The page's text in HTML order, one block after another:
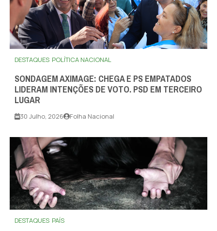
DESTAQUES POLÍTICA NACIONAL
SONDAGEM AXIMAGE: CHEGA E PS EMPATADOS
LIDERAM INTENÇÕES DE VOTO. PSD EM TERCEIRO
LUGAR
30 Julho, 2026 Folha Nacional
DESTAQUES PAÍS